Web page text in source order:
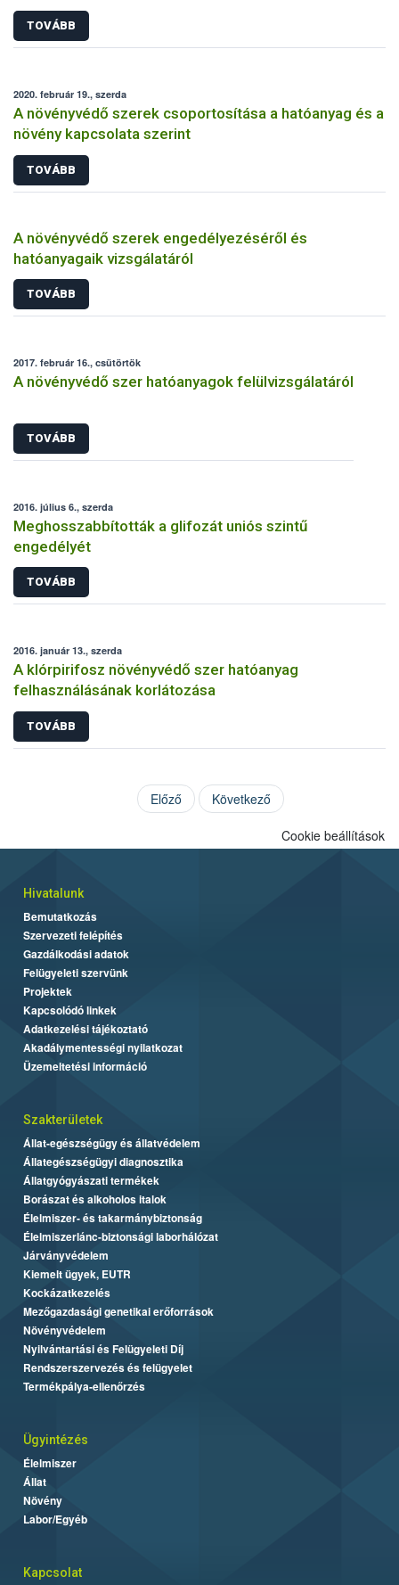
TOVÁBB
2020. február 19., szerda
A növényvédő szerek csoportosítása a hatóanyag és a
növény kapcsolata szerint
TOVÁBB
A növényvédő szerek engedélyezéséről és
hatóanyagaik vizsgálatáról
TOVÁBB
2017. február 16., csütörtök
A növényvédő szer hatóanyagok felülvizsgálatáról
TOVÁBB
2016. július 6., szerda
Meghosszabbították a glifozát uniós szintű
engedélyét
TOVÁBB
2016. január 13., szerda
A klórpirifosz növényvédő szer hatóanyag
felhasználásának korlátozása
TOVÁBB
Előző Következő
Cookie beállítások
Hivatalunk
Bemutatkozás
Szervezeti felépítés
Gazdálkodási adatok
Felügyeleti szervünk
Projektek
Kapcsolódó linkek
Adatkezelési tájékoztató
Akadálymentességi nyilatkozat
Üzemeltetési információ
Szakterületek
Állat-egészségügy és állatvédelem
Állategészségügyi diagnosztika
Állatgyógyászati termékek
Borászat és alkoholos italok
Élelmiszer- és takarmánybiztonság
Élelmiszerlánc-biztonsági laborhálózat
Járványvédelem
Kiemelt ügyek, EUTR
Kockázatkezelés
Mezőgazdasági genetikai erőforrások
Növényvédelem
Nyilvántartási és Felügyeleti Díj
Rendszerszervezés és felügyelet
Termékpálya-ellenőrzés
Ügyintézés
Élelmiszer
Állat
Növény
Labor/Egyéb
Kapcsolat